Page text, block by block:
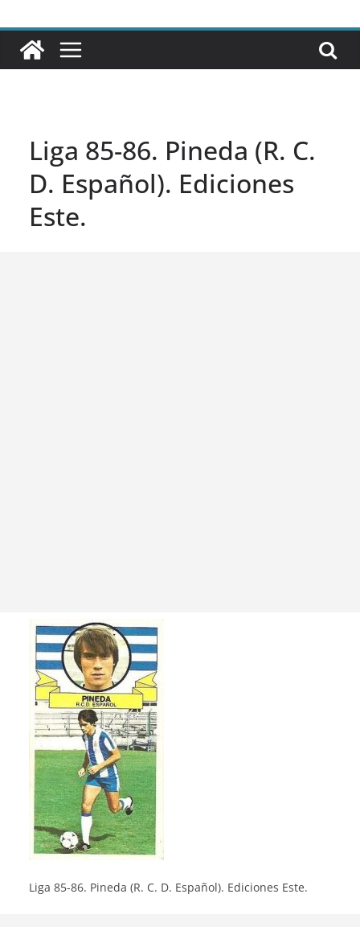
Liga 85-86. Pineda (R. C.
D. Español). Ediciones
Este.
Liga 85-86. Pineda (R. C. D. Español). Ediciones Este.